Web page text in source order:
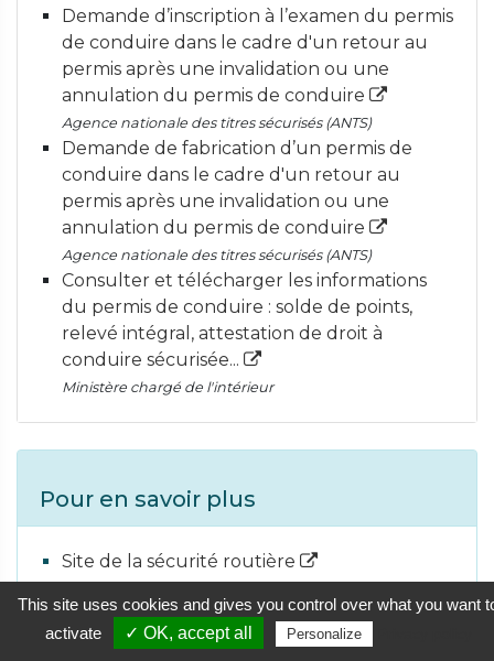
Demande d’inscription à l’examen du permis
de conduire dans le cadre d'un retour au
permis après une invalidation ou une
annulation du permis de conduire
Agence nationale des titres sécurisés (ANTS)
Demande de fabrication d’un permis de
conduire dans le cadre d'un retour au
permis après une invalidation ou une
annulation du permis de conduire
Agence nationale des titres sécurisés (ANTS)
Consulter et télécharger les informations
du permis de conduire : solde de points,
relevé intégral, attestation de droit à
conduire sécurisée...
Ministère chargé de l'intérieur
Pour en savoir plus
Site de la sécurité routière
This site uses cookies and gives you control over what you want
activate
✓ OK, accept all Personalize